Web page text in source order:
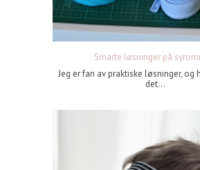
Smarte løsninger på
Jeg er fan av praktiske løsninger, og
det...